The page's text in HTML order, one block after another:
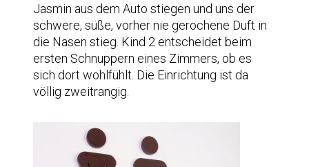
Jasmin aus dem Auto stiegen und uns der
schwere, süße, vorher nie gerochene Duft in
die Nasen stieg. Kind 2 entscheidet beim
ersten Schnuppern eines Zimmers, ob es
sich dort wohlfühlt. Die Einrichtung ist da
völlig zweitrangig.